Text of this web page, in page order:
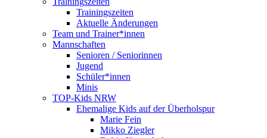
Trainingszeiten
Aktuelle Änderungen
Team und Trainer*innen
Mannschaften
Senioren / Seniorinnen
Jugend
Schüler*innen
Minis
TOP-Kids NRW
Ehemalige Kids auf der Überholspur
Marie Fein
Mikko Ziegler